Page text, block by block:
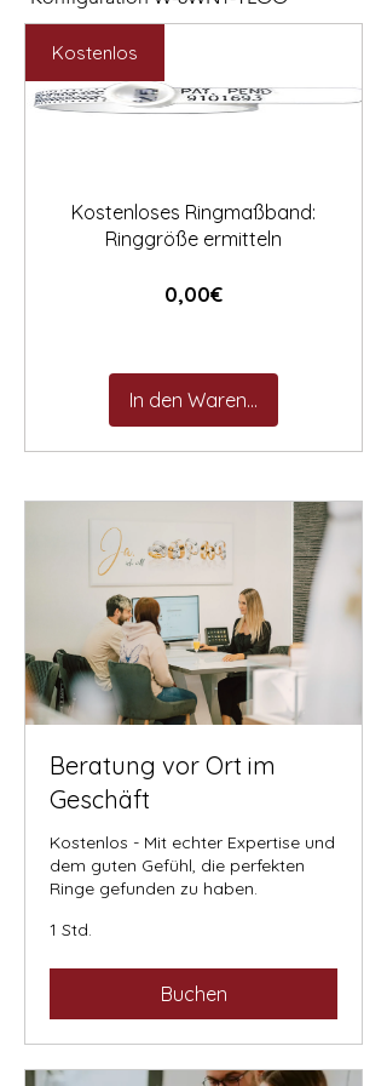
Preis
2.547,00 €
Preis
Kostenlos
Kostenloses Ringmaßband:
Ringgröße ermitteln
0,00€Preis
In den Warenkorb
Beratung vor Ort im
Geschäft
Kostenlos - Mit echter Expertise und
dem guten Gefühl, die perfekten
Ringe gefunden zu haben.
1 Std.
Buchen